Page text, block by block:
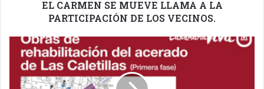
EL CARMEN SE MUEVE LLAMA A LA
PARTICIPACIÓN DE LOS VECINOS.
COMIENZAN
ESTE
LUNES
LAS